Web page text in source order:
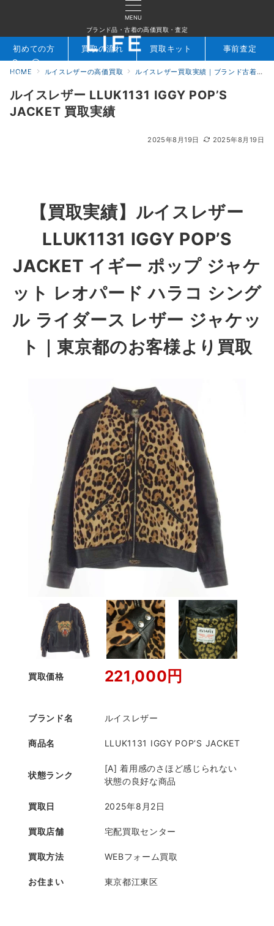
MENU
ブランド品・古着の高価買取・査定
検索 お問合せ
初めての方 買取の流れ 買取キット 事前査定
HOME ルイスレザーの高価買取 ルイスレザー買取実績｜ブランド古着専門店LIFE
ルイスレザー LLUK1131 IGGY POP’S
JACKET 買取実績
2025年8月19日 2025年8月19日
【買取実績】 ルイスレザー
LLUK1131 IGGY POP’S
JACKET イギー ポップ ジャケ
ット レオパード ハラコ シング
ル ライダース レザー ジャケッ
ト
｜東京都のお客様より買取
買取価格 221,000円
ブランド名 ルイスレザー
商品名 LLUK1131 IGGY POP’S JACKET
状態ランク
[A] 着用感のさほど感じられない
状態の良好な商品
買取日 2025年8月2日
買取店舗 宅配買取センター
買取方法 WEBフォーム買取
お住まい 東京都江東区